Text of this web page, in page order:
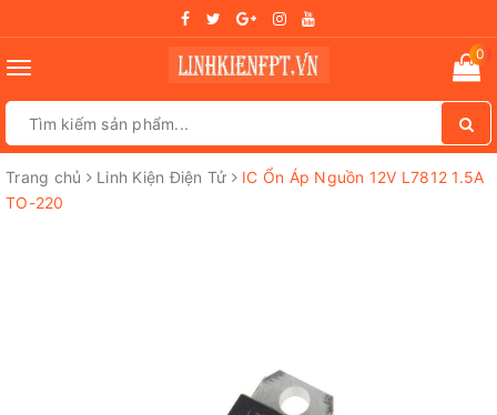
Toggle
0
Trang chủ Linh Kiện Điện Tử
IC Ổn Áp Nguồn 12V L7812 1.5A
TO-220